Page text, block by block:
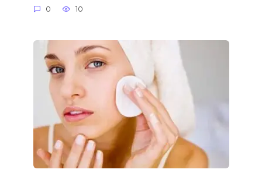
0 10